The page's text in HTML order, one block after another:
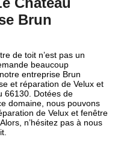
Brun
de toit n’est pas un
beaucoup
entreprise Brun
et réparation de Velux et
66130. Dotées de
domaine, nous pouvons
de Velux et fenêtre
n’hésitez pas à nous